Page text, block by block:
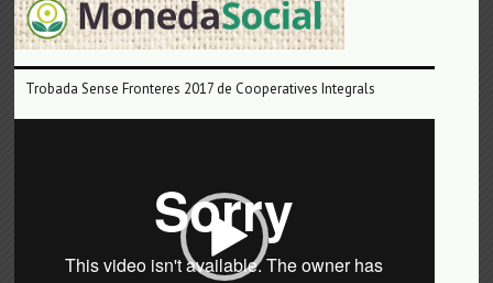
Trobada Sense Fronteres 2017 de Cooperatives Integrals